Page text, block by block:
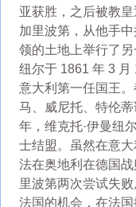
亚获胜，之后被教
加里波第，从他手
领的土地上举行了
纽尔于 1861 年 3
意大利第一任国王
马、威尼托、特伦
年，维克托·伊曼纽
士结盟。虽然在意
法在奥地利在德国
里波第两次尝试失
法国的机会，在法